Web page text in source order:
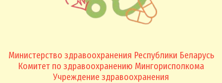
Министерство здравоохранения Республики Беларусь
Комитет по здравоохранению Мингорисполкома
Учреждение здравоохранения